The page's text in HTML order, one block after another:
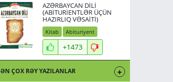
AZƏRBAYCAN DİLİ
(ABİTURİENTLƏR ÜÇÜN
HAZIRLIQ VƏSAİTİ)
Kitab Abituriyent
+1473
ƏN ÇOX RƏY YAZILANLAR